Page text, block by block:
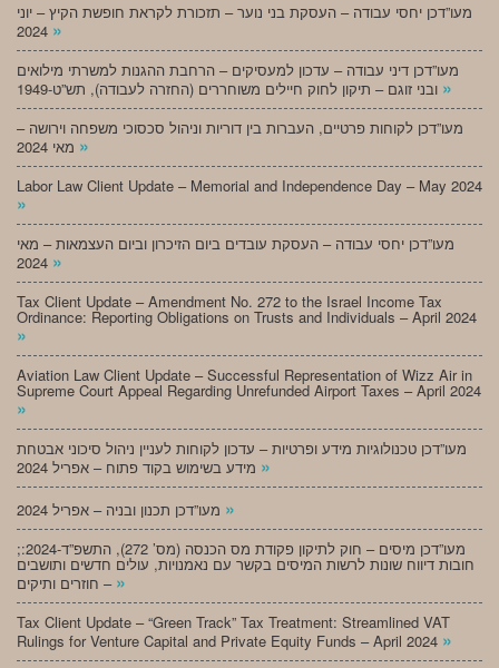
מעו”דכן יחסי עבודה – העסקת בני נוער – תזכורת לקראת חופשת הקיץ – יוני
»
מעו”דכן דיני עבודה – עדכון למעסיקים – הרחבת ההגנות למשרתי מילואים
»
מעו”דכן לקוחות פרטיים, העברות בין דוריות וניהול סכסוכי משפחה וירושה –
»
Labor Law Client Update – Memorial and Independence Day – May 2024
»
מעו”דכן יחסי עבודה – העסקת עובדים ביום הזיכרון וביום העצמאות – מאי
»
Tax Client Update – Amendment No. 272 to the Israel Income Tax
Ordinance: Reporting Obligations on Trusts and Individuals – April 2024
»
Aviation Law Client Update – Successful Representation of Wizz Air in
Supreme Court Appeal Regarding Unrefunded Airport Taxes – April 2024
»
מעו”דכן טכנולוגיות מידע ופרטיות – עדכון לקוחות לעניין ניהול סיכוני אבטחת
»
»
;מעו”דכן מיסים – חוק לתיקון פקודת מס הכנסה (מס’ 272), התשפ”ד-2024:
חובות דיווח שונות לרשות המיסים בקשר עם נאמנויות, עולים חדשים ותושבים
חוזרים ותיקים – »
Tax Client Update – “Green Track” Tax Treatment: Streamlined VAT
Rulings for Venture Capital and Private Equity Funds – April 2024 »